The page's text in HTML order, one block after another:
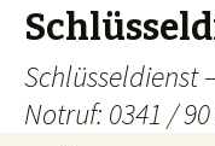
Schlüsseldienst
Notruf: 0341 /